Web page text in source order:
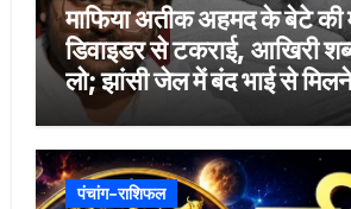
माफिया अतीक अहमद के बेटे की
डिवाइडर से टकराई, आखिरी
लो; झांसी जेल में बंद भाई से मिलने
पंचांग-राशिफल